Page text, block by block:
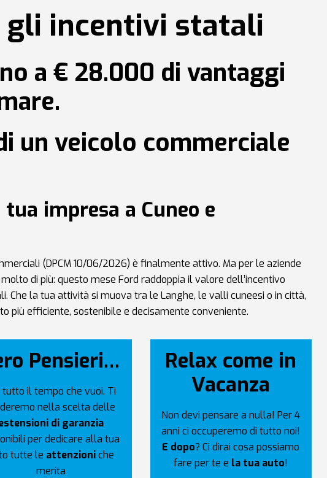
gli incentivi statali
a € 28.000 di vantaggi
un veicolo commerciale
impresa a Cuneo e
(DPCM 10/06/2026) è finalmente attivo. Ma per le aziende
di più: questo mese Ford raddoppia il valore dell’incentivo
la tua attività si muova tra le Langhe, le valli cuneesi o in città,
più efficiente, sostenibile e decisamente conveniente.
Pensieri…
tutto il tempo che vuoi. Ti
nella scelta delle
di garanzia
per dedicare alla tua
tutte le attenzioniche
merita
Relax come in
Vacanza
Non devi pensare a nulla! Per 4
anni ci occuperemo di tutto noi!
E dopo? Ci dirai cosa possiamo
fare per te e la tua auto!